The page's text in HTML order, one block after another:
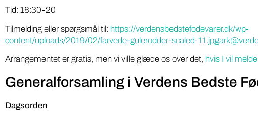
Tid: 18:30-20
Tilmelding eller spørgsmål til: https://verdensbedstefodevarer.dk/wp-
content/uploads/2019/02/farvede-gulerodder-scaled-
Arrangementet er gratis, men vi ville glæde os over det, hvis I vil
Generalforsamling i Verdens Bedste
Dagsorden
To DR-podcasts om kemikalier med Huxi
gæst, bør være pligtlytning for alle med ...
“Din Lokale Bod”,